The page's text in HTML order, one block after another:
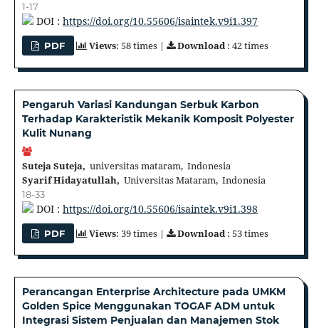
1-17
DOI : https://doi.org/10.55606/isaintek.v9i1.397
PDF Views: 58 times | Download: 42 times
Pengaruh Variasi Kandungan Serbuk Karbon
Terhadap Karakteristik Mekanik Komposit Polyester
Kulit Nunang
Suteja Suteja, universitas mataram, Indonesia
Syarif Hidayatullah, Universitas Mataram, Indonesia
18-33
DOI : https://doi.org/10.55606/isaintek.v9i1.398
PDF Views: 39 times | Download: 53 times
Perancangan Enterprise Architecture pada UMKM
Golden Spice Menggunakan TOGAF ADM untuk
Integrasi Sistem Penjualan dan Manajemen Stok